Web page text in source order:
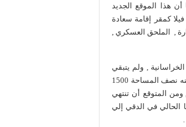
هذا الموقع الجديد
كمقر إقامة سعادة
, الملحق العسكري ,
, ولم يتبقي
سوي التشطيبات النهائية للمبني , وتبلغ مساحة مقر السفارة الجديد 3000 متر مربع , المبني منه نصف المساحة 1500
المتوقع أن تنتهي
من مقرها الحالي في الدقي إلي